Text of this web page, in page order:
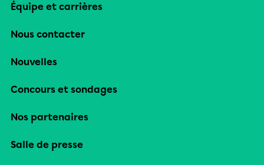
Équipe et carrières
Nous contacter
Nouvelles
Concours et sondages
Nos partenaires
Salle de presse